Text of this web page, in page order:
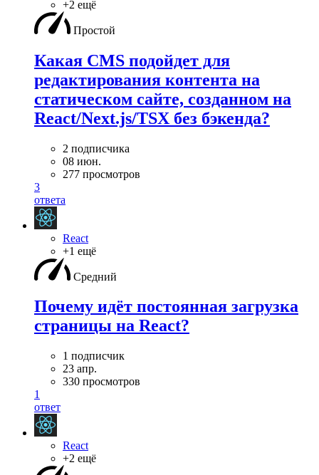
+2 ещё
Простой
Какая CMS подойдет для
редактирования контента на
статическом сайте, созданном на
React/Next.js/TSX без бэкенда?
2 подписчика
08 июн.
277 просмотров
3
ответа
React
+1 ещё
Средний
Почему идёт постоянная загрузка
страницы на React?
1 подписчик
23 апр.
330 просмотров
1
ответ
React
+2 ещё